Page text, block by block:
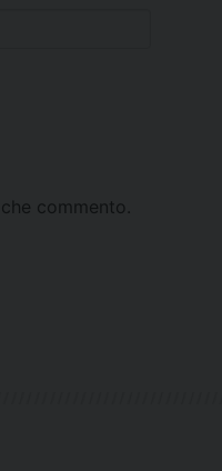
commento.